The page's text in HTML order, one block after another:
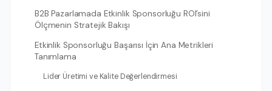
B2B Pazarlamada Etkinlik Sponsorluğu ROI’sini
Ölçmenin Stratejik Bakışı
Etkinlik Sponsorluğu Başarısı İçin Ana Metrikleri
Tanımlama
Lider Üretimi ve Kalite Değerlendirmesi